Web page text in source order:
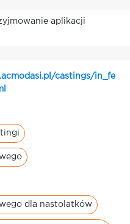
aplikacji
castings/in_fe
dla nastolatków